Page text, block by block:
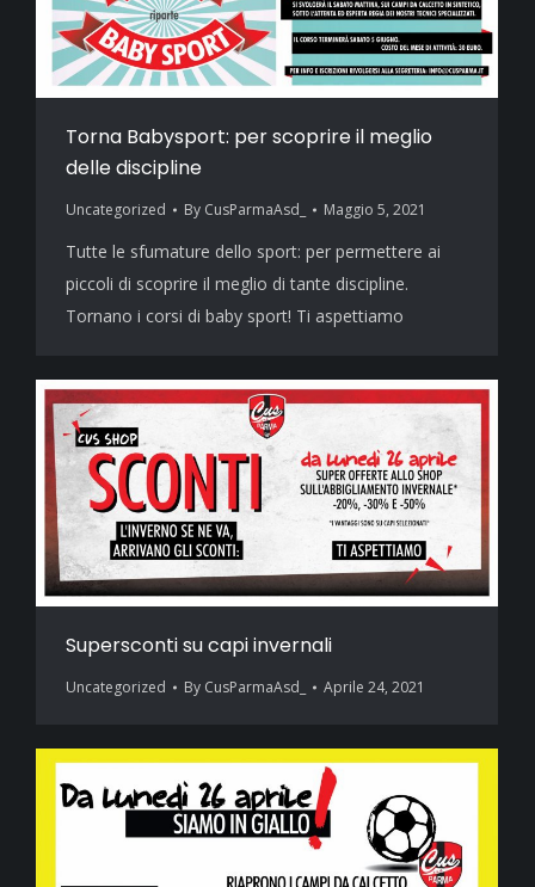
Torna Babysport: per scoprire il meglio
delle discipline
Uncategorized By CusParmaAsd_ Maggio 5, 2021
Tutte le sfumature dello sport: per permettere ai
piccoli di scoprire il meglio di tante discipline.
Tornano i corsi di baby sport! Ti aspettiamo
Supersconti su capi invernali
Uncategorized By CusParmaAsd_ Aprile 24, 2021